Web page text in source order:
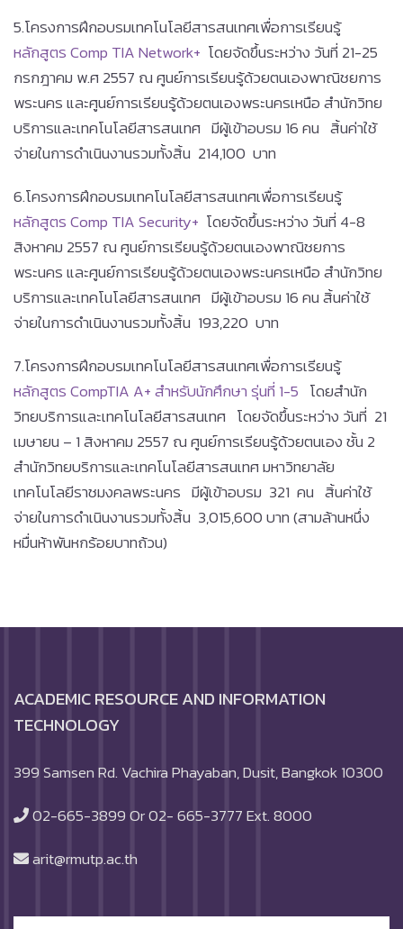
5.โครงการฝึกอบรมเทคโนโลยีสารสนเทศเพื่อการเรียนรู้
หลักสูตร Comp TIA Network+ โดยจัดขึ้นระหว่าง วันที่ 21-25
กรกฎาคม พ.ศ 2557 ณ ศูนย์การเรียนรู้ด้วยตนเองพาณิชยการ
พระนคร และศูนย์การเรียนรู้ด้วยตนเองพระนครเหนือ สำนักวิทย
บริการและเทคโนโลยีสารสนเทศ มีผู้เข้าอบรม 16 คน สิ้นค่าใช้
จ่ายในการดำเนินงานรวมทั้งสิ้น 214,100 บาท
6.โครงการฝึกอบรมเทคโนโลยีสารสนเทศเพื่อการเรียนรู้
หลักสูตร Comp TIA Security+ โดยจัดขึ้นระหว่าง วันที่ 4-8
สิงหาคม 2557 ณ ศูนย์การเรียนรู้ด้วยตนเองพาณิชยการ
พระนคร และศูนย์การเรียนรู้ด้วยตนเองพระนครเหนือ สำนักวิทย
บริการและเทคโนโลยีสารสนเทศ มีผู้เข้าอบรม 16 คน สิ้นค่าใช้
จ่ายในการดำเนินงานรวมทั้งสิ้น 193,220 บาท
7.โครงการฝึกอบรมเทคโนโลยีสารสนเทศเพื่อการเรียนรู้
หลักสูตร CompTIA A+ สำหรับนักศึกษา รุ่นที่ 1-5 โดยสำนัก
วิทยบริการและเทคโนโลยีสารสนเทศ โดยจัดขึ้นระหว่าง วันที่ 21
เมษายน – 1 สิงหาคม 2557 ณ ศูนย์การเรียนรู้ด้วยตนเอง ชั้น 2
สำนักวิทยบริการและเทคโนโลยีสารสนเทศ มหาวิทยาลัย
เทคโนโลยีราชมงคลพระนคร มีผู้เข้าอบรม 321 คน สิ้นค่าใช้
จ่ายในการดำเนินงานรวมทั้งสิ้น 3,015,600 บาท (สามล้านหนึ่ง
หมื่นห้าพันหกร้อยบาทถ้วน)
ACADEMIC RESOURCE AND INFORMATION
TECHNOLOGY
399 Samsen Rd. Vachira Phayaban, Dusit, Bangkok 10300
02-665-3899 Or 02- 665-3777 Ext. 8000
arit@rmutp.ac.th